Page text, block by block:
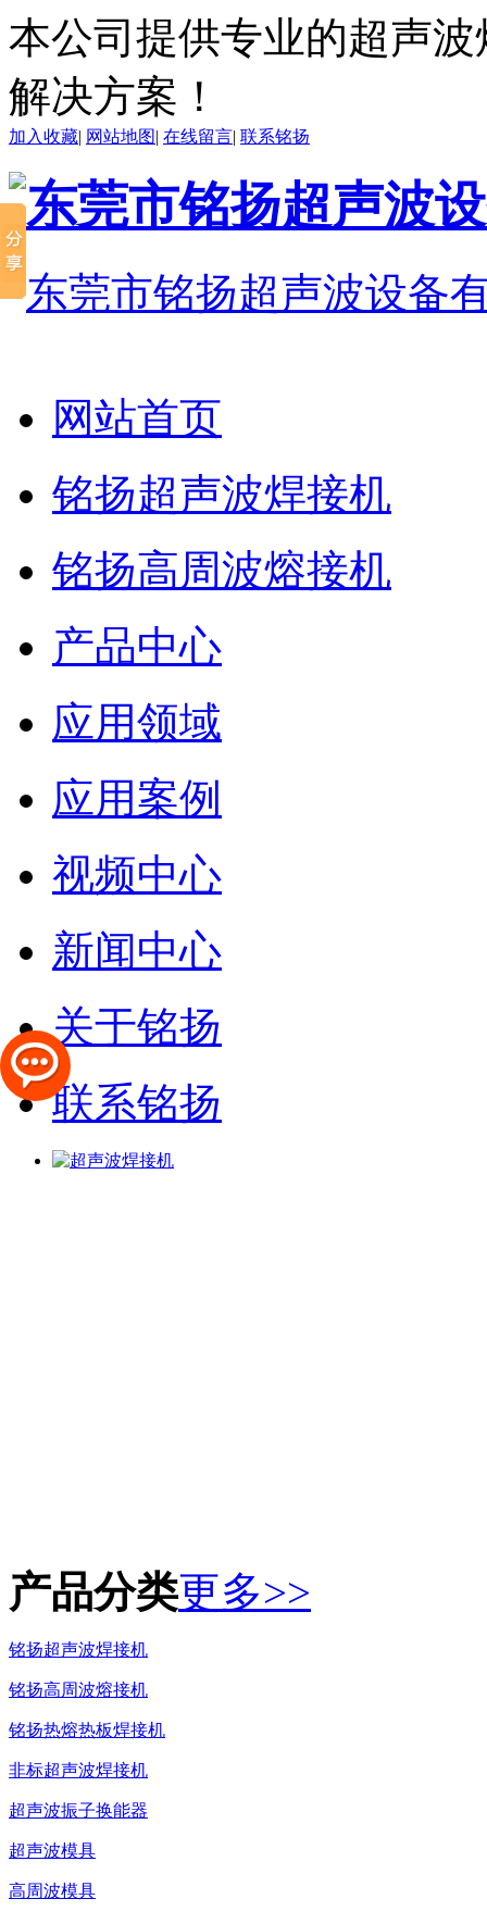
本公司提供专业的超声
解决方案！
加入收藏| 网站地图| 在线留言| 联系铭扬
网站首页
铭扬超声波焊接机
铭扬高周波熔接机
产品中心
应用领域
应用案例
视频中心
新闻中心
关于铭扬
联系铭扬
产品分类更多>>
铭扬超声波焊接机
铭扬高周波熔接机
铭扬热熔热板焊接机
非标超声波焊接机
超声波振子换能器
超声波模具
高周波模具